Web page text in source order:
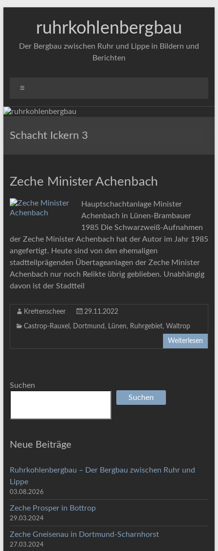
ruhrkohlenbergbau
Der Bergbau zwischen Ruhr und Lippe in Bildern und
Berichten
Schacht Ickern 3
Zeche Minister Achenbach
Hauptschachtanlage Minister
Achenbach in Lünen-Brambauer
1985 Die Schwarzweiß-Aufnahmen
der Zeche Minister Achenbach hat der Autor im Jahr 1985
angefertigt. Heute sind von den ehemaligen
stadtteilprägenden Übertageanlagen der Zeche Minister
Achenbach nur noch Relikte übrig geblieben. Unabhängig
davon ist der Stadtteil
Kreftenscheer 29.11.2022
Castrop-Rauxel , Dortmund , Lünen, Ruhrgebiet, Waltrop
Weiterlesen
Suchen
Suchen
Neue Beiträge
Ruhrkohlenbergbau – Der Bergbau zwischen Ruhr und
Lippe
03.08.2026
Zeche Prosper in Bottrop
29.03.2024
Zeche Gneisenau in Dortmund-Scharnhorst
27.03.2024